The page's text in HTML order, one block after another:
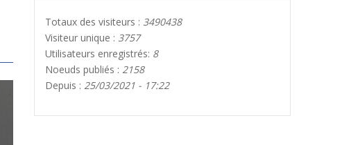
Totaux des visiteurs : 3490438
Visiteur unique : 3757
Utilisateurs enregistrés: 8
Noeuds publiés : 2158
Depuis : 25/03/2021 - 17:22